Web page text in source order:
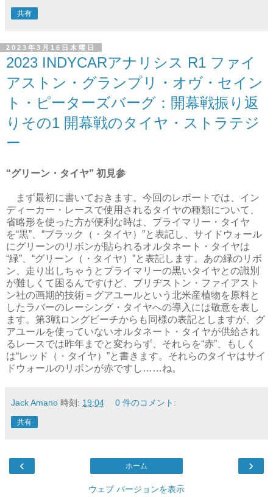
共有
2023年3月16日木曜日
2023 INDYCARアナリシス R1 ファイ
アストン・グランプリ・オヴ・セイン
ト・ピーターズバーグ：開幕戦振り返
りその1 開幕戦のタイヤ・ストラテジ
ー
“グリーン・タイヤ” 初見参
まず最初に書いておきます。今回のレポートでは、イン
ディーカー・レースで使用されるタイヤの種類について、
省略形を使った方が便利な時は、プライマリー・タイヤ
を“黒”、“ブラック（・タイヤ）”と表記し、サイドウォール
にグリーンのリボンが貼られるオルタネート・タイヤは
“緑”、“グリーン（・タイヤ）”と表記します。あの緑のリボ
ン、走り出しちゃうとプライマリーの黒いタイヤとの識別
が難しくて困るんですけど、ブリヂストン・ファイアスト
ン社の画期的技術＝グアユールという北米産植物を原料と
したラバーのレーシング・タイヤへの導入には敬意を表し
ます。第3戦ロングビーチからも同様の表記としますが、グ
アユールを使っていないオルタネート・タイヤが供給され
るレースでは昨年までと変わらず、それらを“赤”、もしく
は“レッド（・タイヤ）”と書きます。それらのタイヤはサイ
ドウォールのリボンが赤ですし……ね。
Jack Amano 時刻: 19:04 0 件のコメント:
共有
‹ ›
ホーム
ウェブ バージョンを表示